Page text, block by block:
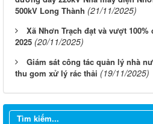
500kV Long Thành (21/11/2025)
Xã Nhơn Trạch đạt và vượt
2025 (20/11/2025)
Giám sát công tác quản lý nhà
thu gom xử lý rác thải (19/11/2025)